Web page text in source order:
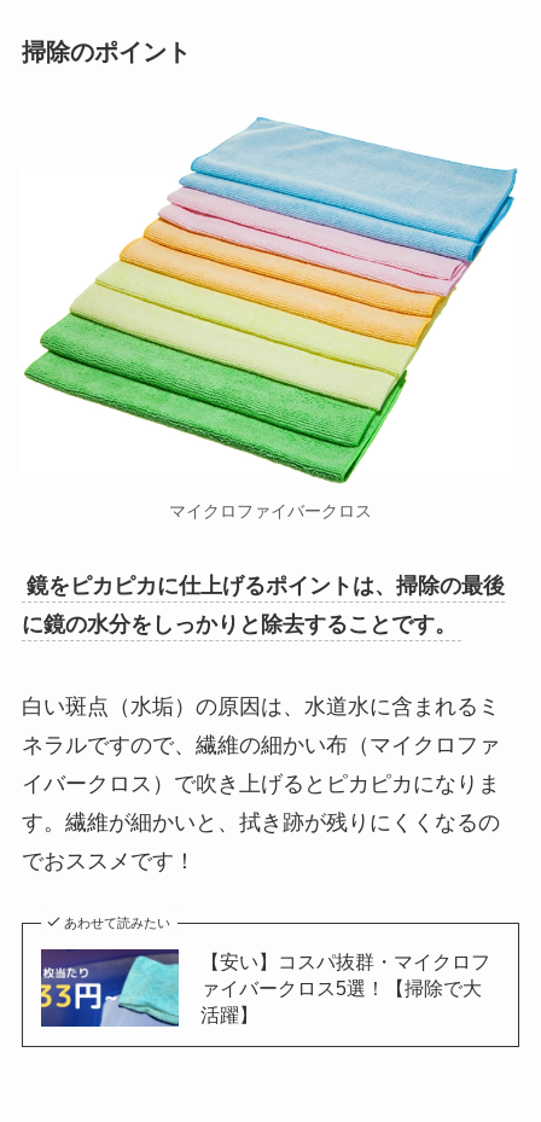
掃除のポイント
マイクロファイバークロス
鏡をピカピカに仕上げるポイントは、掃除の最後
に鏡の水分をしっかりと除去することです。
白い斑点（水垢）の原因は、水道水に含まれるミ
ネラルですので、繊維の細かい布（マイクロファ
イバークロス）で吹き上げるとピカピカになりま
す。繊維が細かいと、拭き跡が残りにくくなるの
でおススメです！
あわせて読みたい
【安い】コスパ抜群・マイクロフ
ァイバークロス5選！【掃除で大
活躍】